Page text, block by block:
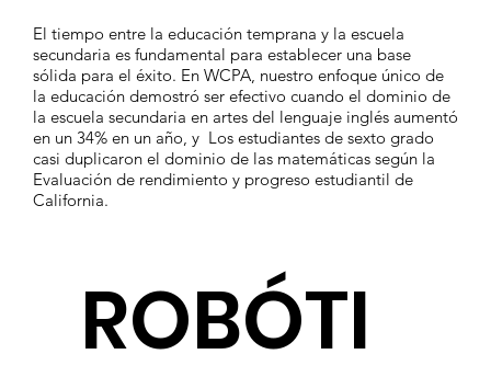
El tiempo entre la educación temprana y la escuela
secundaria es fundamental para establecer una base
sólida para el éxito. En WCPA, nuestro enfoque único de
la educación demostró ser efectivo cuando el dominio de
la escuela secundaria en artes del lenguaje inglés aumentó
en un 34% en un año, y Los estudiantes de sexto grado
casi duplicaron el dominio de las matemáticas según la
Evaluación de rendimiento y progreso estudiantil de
California.
ROBÓTI